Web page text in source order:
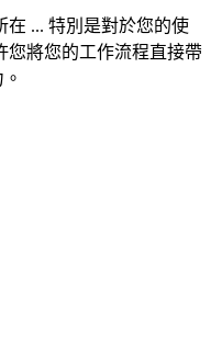
在 ... 特別是對於您的使
您將您的工作流程直接帶